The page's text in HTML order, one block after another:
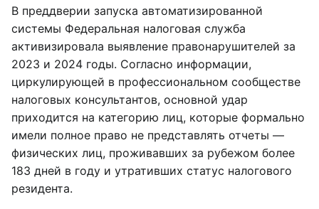
В преддверии запуска автоматизированной
системы Федеральная налоговая служба
активизировала выявление правонарушителей за
2023 и 2024 годы. Согласно информации,
циркулирующей в профессиональном сообществе
налоговых консультантов, основной удар
приходится на категорию лиц, которые формально
имели полное право не представлять отчеты —
физических лиц, проживавших за рубежом более
183 дней в году и утративших статус налогового
резидента.